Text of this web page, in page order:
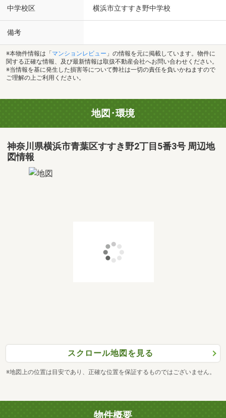
中学校区 横浜市立すすき野中学校
備考
※本物件情報は「 マンションレビュー 」の情報を元に掲載しています。物件に
関する正確な情報、及び最新情報は取扱不動産会社へお問い合わせください。
※当情報を基に発生した損害等について弊社は一切の責任を負いかねますので
ご理解の上ご利用ください。
地図･環境
神奈川県横浜市青葉区すすき野2丁目5番3号 周辺地
図情報
スクロール地図を見る
※地図上の位置は目安であり、正確な位置を保証するものではございません。
物件概要